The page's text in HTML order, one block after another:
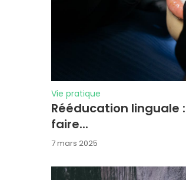
Vie pratique
Rééducation
faire...
7 mars 2025